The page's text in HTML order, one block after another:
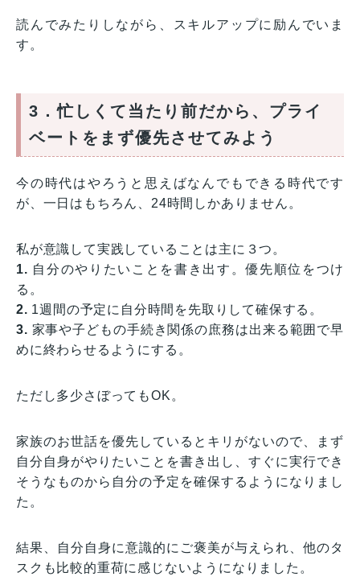
読んでみたりしながら、スキルアップに励んでいま
す。
3．忙しくて当たり前だから、プライ
ベートをまず優先させてみよう
今の時代はやろうと思えばなんでもできる時代です
が、一日はもちろん、24時間しかありません。
私が意識して実践していることは主に３つ。
1. 自分のやりたいことを書き出す。優先順位をつけ
る。
2. 1週間の予定に自分時間を先取りして確保する。
3. 家事や子どもの手続き関係の庶務は出来る範囲で早
めに終わらせるようにする。
ただし多少さぼってもOK。
家族のお世話を優先しているとキリがないので、まず
自分自身がやりたいことを書き出し、すぐに実行でき
そうなものから自分の予定を確保するようになりまし
た。
結果、自分自身に意識的にご褒美が与えられ、他のタ
スクも比較的重荷に感じないようになりました。